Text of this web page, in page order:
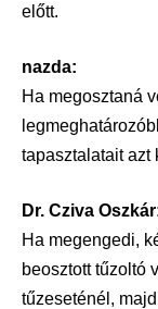
előtt.
nazda:
Ha megosztaná
tapasztalatait azt
Dr. Cziva
Ha megengedi,
beosztott tűzoltó
tűzeseténél,